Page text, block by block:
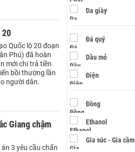
20
Quốc lộ 20 đoạn
Phú) đã hoàn
mới chi trả tiền
bồi thường lần
người dân.
Giang chậm
3 yêu cầu chấn
Da giày
Đá quý
Dầu mỏ
Điện
Đồng
Ethanol
Gia súc - Gia cầm